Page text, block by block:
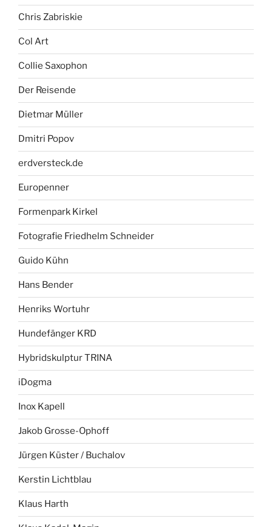
Chris Zabriskie
Col Art
Collie Saxophon
Der Reisende
Dietmar Müller
Dmitri Popov
erdversteck.de
Europenner
Formenpark Kirkel
Fotografie Friedhelm Schneider
Guido Kühn
Hans Bender
Henriks Wortuhr
Hundefänger KRD
Hybridskulptur TRINA
iDogma
Inox Kapell
Jakob Grosse-Ophoff
Jürgen Küster / Buchalov
Kerstin Lichtblau
Klaus Harth